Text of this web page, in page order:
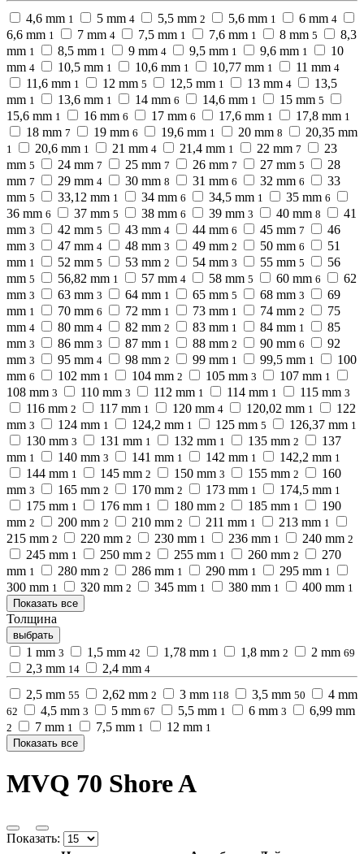
4,6 mm 1 5 mm 4 5,5 mm 2 5,6 mm 1 6 mm 4
6,6 mm 1 7 mm 4 7,5 mm 1 7,6 mm 1 8 mm 5
8,3
mm 1 8,5 mm 1 9 mm 4 9,5 mm 1 9,6 mm 1
10
mm 4 10,5 mm 1 10,6 mm 1 10,77 mm 1 11 mm 4
11,6 mm 1 12 mm 5 12,5 mm 1 13 mm 4
13,5
mm 1 13,6 mm 1 14 mm 6 14,6 mm 1 15 mm 5
15,6 mm 1 16 mm 6 17 mm 6 17,6 mm 1 17,8 mm 1
18 mm 7 19 mm 6 19,6 mm 1 20 mm 8 20,35 mm
1 20,6 mm 1 21 mm 4 21,4 mm 1 22 mm 7
23
mm 5 24 mm 7 25 mm 7 26 mm 7 27 mm 5
28
mm 7 29 mm 4 30 mm 8 31 mm 6 32 mm 6
33
mm 5 33,12 mm 1 34 mm 6 34,5 mm 1 35 mm 6
36 mm 6 37 mm 5 38 mm 6 39 mm 3 40 mm 8
41
mm 3 42 mm 5 43 mm 4 44 mm 6 45 mm 7
46
mm 3 47 mm 4 48 mm 3 49 mm 2 50 mm 6
51
mm 1 52 mm 5 53 mm 2 54 mm 3 55 mm 5
56
mm 5 56,82 mm 1 57 mm 4 58 mm 5 60 mm 6
62
mm 3 63 mm 3 64 mm 1 65 mm 5 68 mm 3
69
mm 1 70 mm 6 72 mm 1 73 mm 1 74 mm 2
75
mm 4 80 mm 4 82 mm 2 83 mm 1 84 mm 1
85
mm 3 86 mm 3 87 mm 1 88 mm 2 90 mm 6
92
mm 3 95 mm 4 98 mm 2 99 mm 1 99,5 mm 1
100
mm 6 102 mm 1 104 mm 2 105 mm 3 107 mm 1
108 mm 3 110 mm 3 112 mm 1 114 mm 1 115 mm 3
116 mm 2 117 mm 1 120 mm 4 120,02 mm 1
122
mm 3 124 mm 1 124,2 mm 1 125 mm 5 126,37 mm 1
130 mm 3 131 mm 1 132 mm 1 135 mm 2
137
mm 1 140 mm 3 141 mm 1 142 mm 1 142,2 mm 1
144 mm 1 145 mm 2 150 mm 3 155 mm 2
160
mm 3 165 mm 2 170 mm 2 173 mm 1 174,5 mm 1
175 mm 1 176 mm 1 180 mm 2 185 mm 1
190
mm 2 200 mm 2 210 mm 2 211 mm 1 213 mm 1
215 mm 2 220 mm 2 230 mm 1 236 mm 1 240 mm 2
245 mm 1 250 mm 2 255 mm 1 260 mm 2
270
mm 1 280 mm 2 286 mm 1 290 mm 1 295 mm 1
300 mm 1 320 mm 2 345 mm 1 380 mm 1 400 mm 1
Показать все
Толщина
выбрать
1 mm 3 1,5 mm 42 1,78 mm 1 1,8 mm 2 2 mm 69
2,3 mm 14 2,4 mm 4
2,5 mm 55 2,62 mm 2 3 mm 118 3,5 mm 50 4 mm
62 4,5 mm 3 5 mm 67 5,5 mm 1 6 mm 3 6,99 mm
2 7 mm 1 7,5 mm 1 12 mm 1
Показать все
MVQ 70 Shore A
Показать: